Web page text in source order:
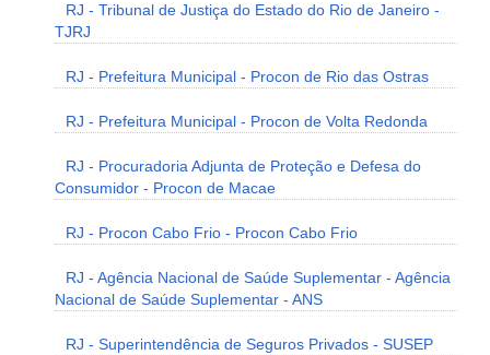
RJ - Tribunal de Justiça do Estado do Rio de Janeiro -
TJRJ
RJ - Prefeitura Municipal - Procon de Rio das Ostras
RJ - Prefeitura Municipal - Procon de Volta Redonda
RJ - Procuradoria Adjunta de Proteção e Defesa do
Consumidor - Procon de Macae
RJ - Procon Cabo Frio - Procon Cabo Frio
RJ - Agência Nacional de Saúde Suplementar - Agência
Nacional de Saúde Suplementar - ANS
RJ - Superintendência de Seguros Privados - SUSEP